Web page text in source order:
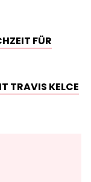
FÜR
TRAVIS KELCE